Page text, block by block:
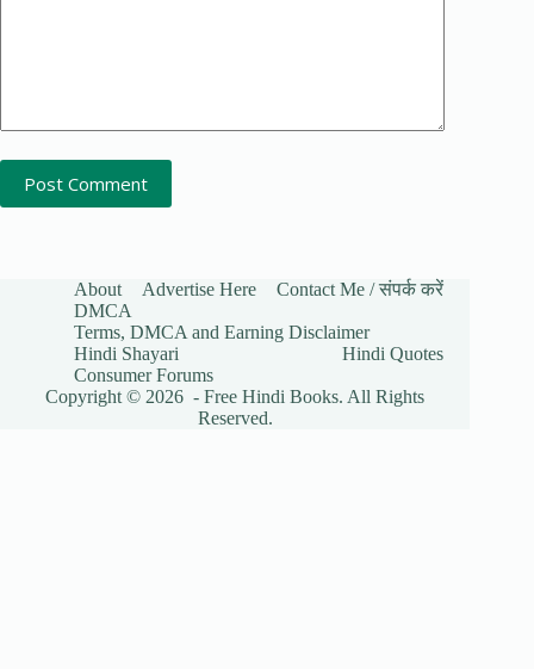
Post Comment
About Advertise Here
Contact Me / संपर्क करें
DMCA
Terms, DMCA and Earning Disclaimer
Hindi Shayari
Hindi Quotes
Consumer Forums
Copyright © 2026 - Free Hindi Books. All Rights
Reserved.